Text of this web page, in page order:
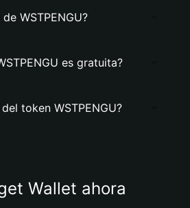
WSTPENGU?
es gratuita?
token WSTPENGU?
Wallet ahora